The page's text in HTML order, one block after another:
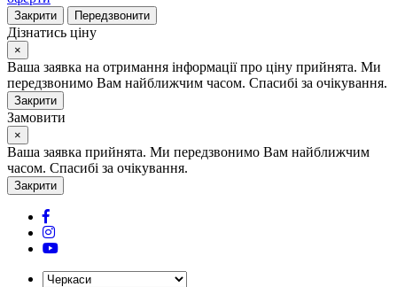
Закрити Передзвонити
Дізнатись ціну
×
Ваша заявка на отримання інформації про ціну прийнята. Ми
передзвонимо Вам найближчим часом. Спасибі за очікування.
Закрити
Замовити
×
Ваша заявка прийнята. Ми передзвонимо Вам найближчим
часом. Спасибі за очікування.
Закрити